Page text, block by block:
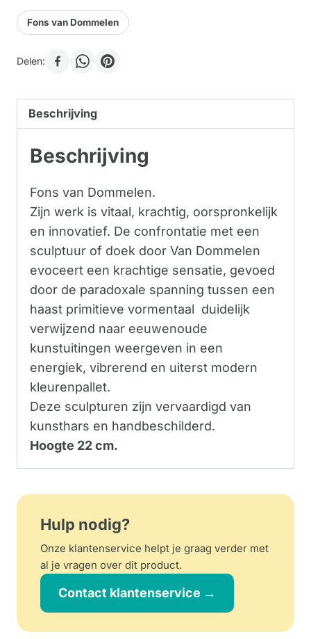
Fons van Dommelen
Delen:
Beschrijving
Beschrijving
Fons van Dommelen.
Zijn werk is vitaal, krachtig, oorspronkelijk
en innovatief. De confrontatie met een
sculptuur of doek door Van Dommelen
evoceert een krachtige sensatie, gevoed
door de paradoxale spanning tussen een
haast primitieve vormentaal duidelijk
verwijzend naar eeuwenoude
kunstuitingen weergeven in een
energiek, vibrerend en uiterst modern
kleurenpallet.
Deze sculpturen zijn vervaardigd van
kunsthars en handbeschilderd.
Hoogte 22 cm.
Hulp nodig?
Onze klantenservice helpt je graag verder met
al je vragen over dit product.
Contact klantenservice →